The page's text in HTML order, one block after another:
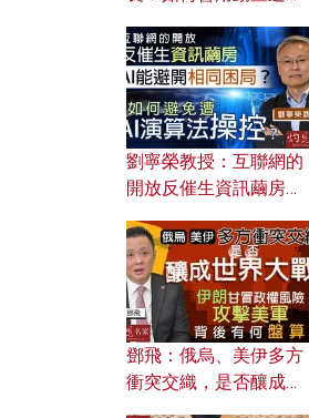
劉寧榮教授：互聯網的
開放反催生資訊繭房，
何避免遭AI演算法操
控？
鄧飛：俄烏、美伊多方
衝突交織，是否釀成世